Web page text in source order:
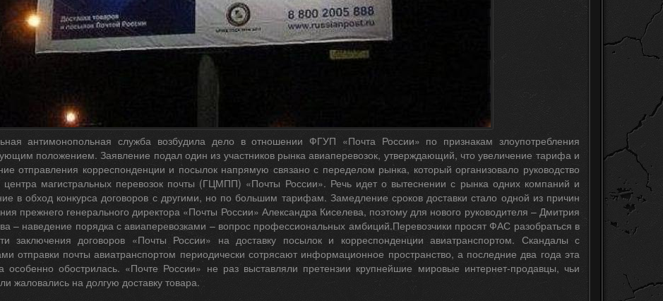
антимонопольная служба возбудила дело в отношении ФГУП «Почта России» по признакам злоупотребления
положением. Заявление подал один из участников рынка авиаперевозок, утверждающий, что увеличение тарифа и
отправления корреспонденции и посылок напрямую связано с переделом рынка, который организовало руководство
центра магистральных перевозок почты (ГЦМПП) «Почты России». Речь идет о вытеснении с рынка одних компаний и
в обход конкурса договоров с другими, но по большим тарифам. Замедление сроков доставки стало одной из причин
прежнего генерального директора «Почты России» Александра Киселева, поэтому для нового руководителя – Дмитрия
– наведение порядка с авиаперевозками – вопрос профессиональных амбиций.Перевозчики просят ФАС разобраться в
заключения договоров «Почты России» на доставку посылок и корреспонденции авиатранспортом. Скандалы с
отправки почты авиатранспортом периодически сотрясают информационное пространство, а последние два года эта
особенно обострилась. «Почте России» не раз выставляли претензии крупнейшие мировые интернет-продавцы, чьи
жаловались на долгую доставку товара.